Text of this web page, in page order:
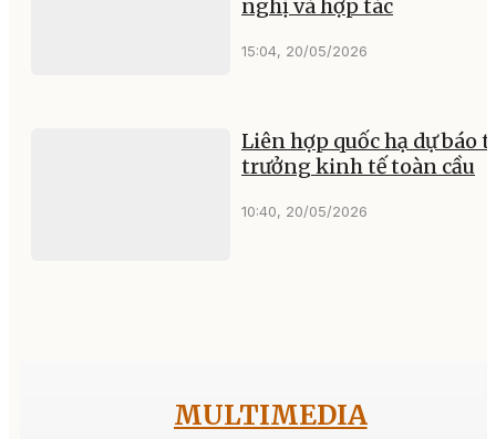
nghị và hợp tác
15:04, 20/05/2026
Liên hợp quốc hạ dự báo
trưởng kinh tế toàn cầu
10:40, 20/05/2026
MULTIMEDIA